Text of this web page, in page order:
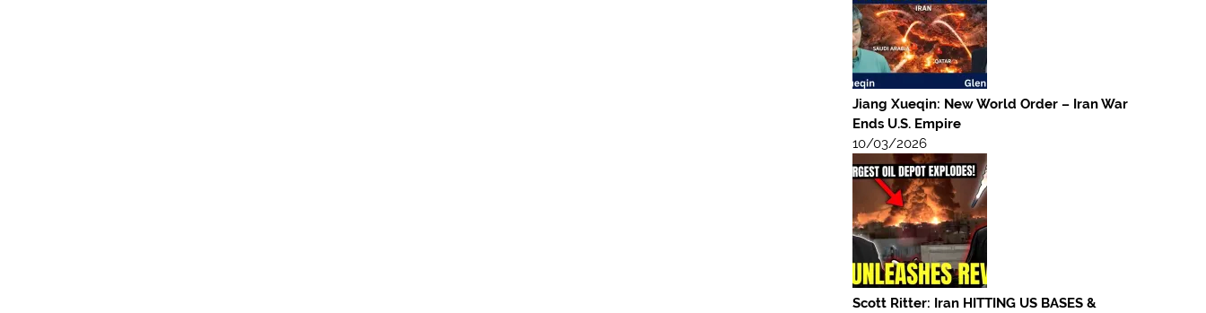
Jiang Xueqin: New World Order – Iran War
Ends U.S. Empire
10/03/2026
Scott Ritter: Iran HITTING US BASES &